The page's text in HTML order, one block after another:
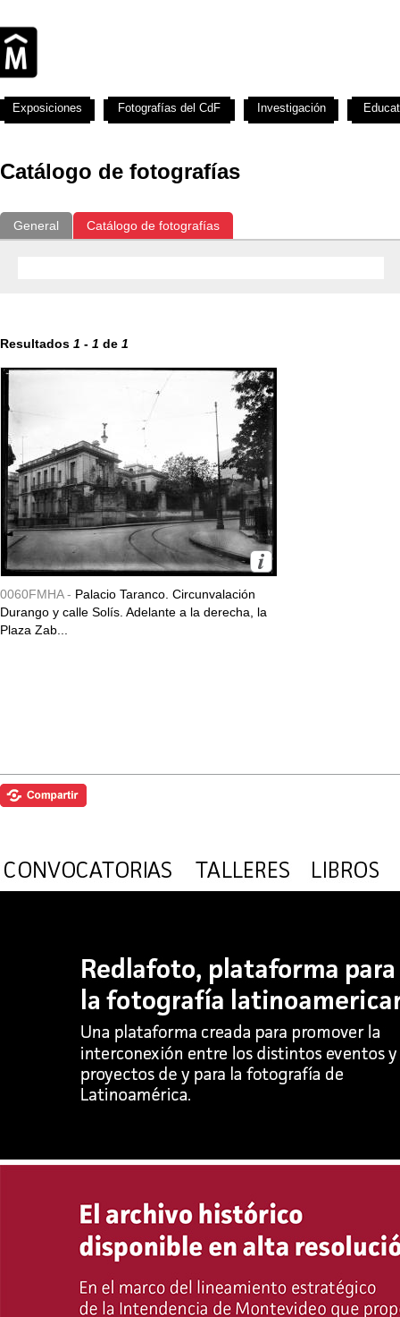
Catálogo de fotografías
General Catálogo de fotografías
Resultados 1 - 1 de 1
0060FMHA - Palacio Taranco. Circunvalación
Durango y calle Solís. Adelante a la derecha, la
Plaza Zab...
Exposiciones Fotografías del CdF Investigación